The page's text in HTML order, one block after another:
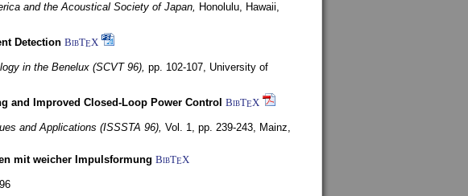
and the Acoustical Society of Japan, Honolulu, Hawaii,
Detection BibTEX
in the Benelux (SCVT 96), pp. 102-107, University of
and Improved Closed-Loop Power Control BibTEX
and Applications (ISSSTA 96), Vol. 1, pp. 239-243, Mainz,
mit weicher Impulsformung BibTEX